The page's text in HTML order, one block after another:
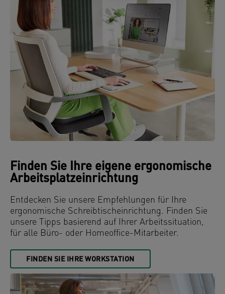
Finden Sie Ihre eigene ergonomische
Arbeitsplatzeinrichtung
Entdecken Sie unsere Empfehlungen für Ihre
ergonomische Schreibtischeinrichtung. Finden Sie
unsere Tipps basierend auf Ihrer Arbeitssituation,
für alle Büro- oder Homeoffice-Mitarbeiter.
FINDEN SIE IHRE WORKSTATION